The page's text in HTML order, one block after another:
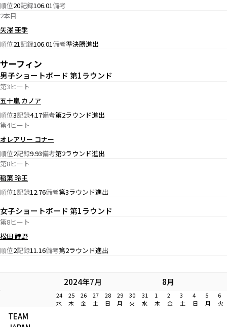
順位20記録106.01備考
2本目
矢澤 亜季
順位21記録106.01備考準決勝進出
サーフィン
男子ショートボード 第1ラウンド
第3ヒート
五十嵐 カノア
順位3記録4.17備考第2ラウンド進出
第4ヒート
オレアリー コナー
順位2記録9.93備考第2ラウンド進出
第8ヒート
稲葉 玲王
順位1記録12.76備考第3ラウンド進出
女子ショートボード 第1ラウンド
第8ヒート
松田 詩野
順位2記録11.16備考第2ラウンド進出
2024年7月 8月
24 25 26 27 28 29 30 31 1 2 3 4 5
6
水
木 金 土 日 月 火 水 木 金 土 日 月 火
TEAM